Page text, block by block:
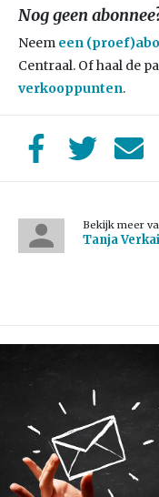
Nog geen
Neem een
Centraal. Of haal de
verkooppunten.
Bekijk meer
Tanja